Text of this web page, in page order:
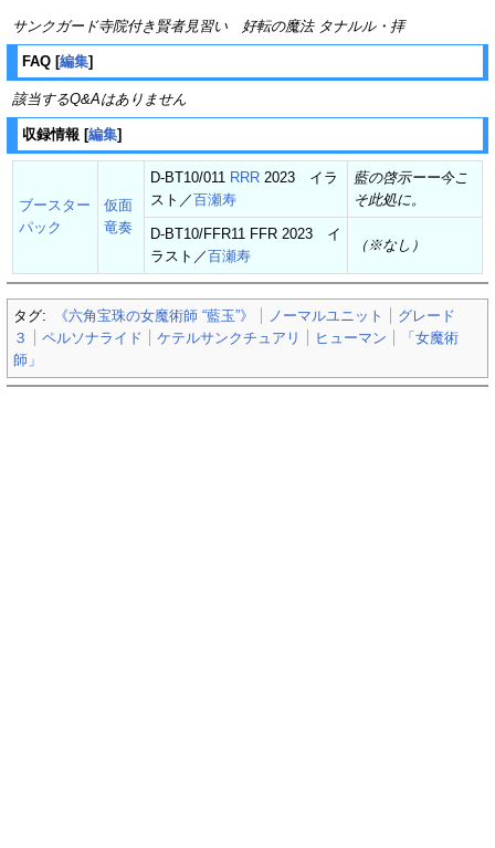
サンクガード寺院付き賢者見習い 好転の魔法 タナルル・拝
FAQ [編集]
該当するQ&Aはありません
収録情報 [編集]
ブースター
パック
仮面
竜奏
D-BT10/011 RRR 2023 イラ
スト／百瀬寿
藍の啓示ーー今こ
そ此処に。
D-BT10/FFR11 FFR 2023 イ
ラスト／百瀬寿
（※なし）
タグ: 《六角宝珠の女魔術師 “藍玉”》 ノーマルユニット
グレード
３
ペルソナライド ケテルサンクチュアリ ヒューマン
「女魔術
師」